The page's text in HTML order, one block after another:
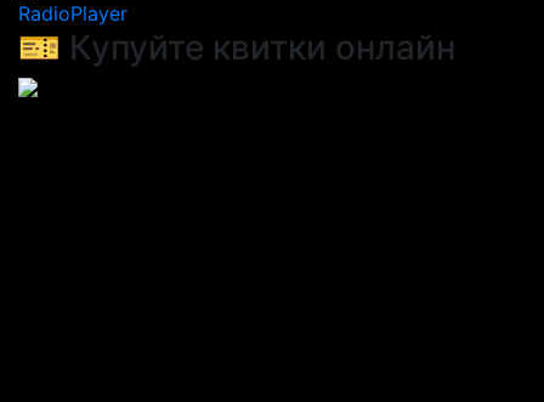
RadioPlayer
🎫 Купуйте квитки онлайн